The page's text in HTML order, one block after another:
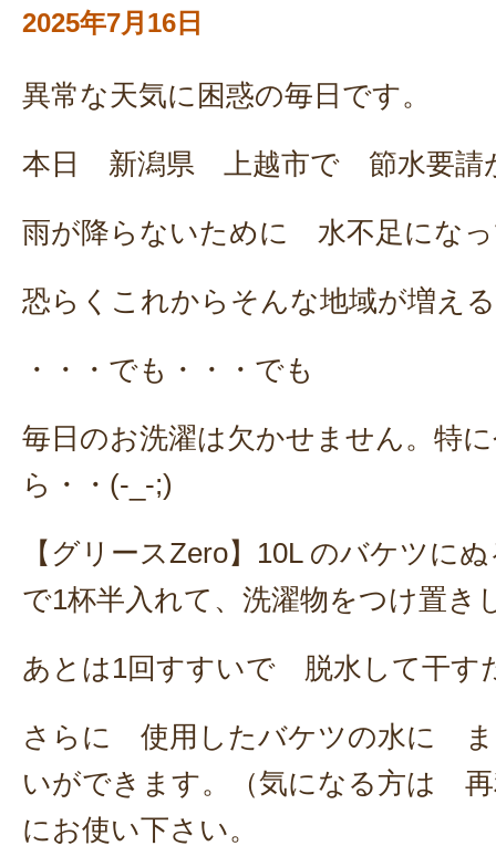
2025年7月16日
異常な天気に困惑の毎日です。
本日 新潟県 上越市で 節水要請
雨が降らないために 水不足にな
恐らくこれからそんな地域が増え
・・・でも・・・でも
毎日のお洗濯は欠かせません。特
ら・・(-_-;)
【グリースZero】10L のバケツに
で1杯半入れて、洗濯物をつけ置き
あとは1回すすいで 脱水して干す
さらに 使用したバケツの水に ま
いができます。（気になる方は
にお使い下さい。